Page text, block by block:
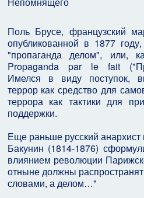
Поль Брусе, французский
опубликованной в 1877
"пропаганда делом", или,
Propaganda par le fait
Имелся в виду поступок,
террор как средство для
террора как тактики для
поддержки.
Еще раньше русский
Бакунин (1814-1876)
влиянием революции
отныне должны
словами, а делом…"